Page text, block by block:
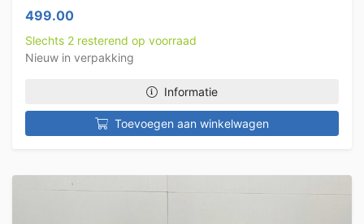
499.00
Slechts 2 resterend op voorraad
Nieuw in verpakking
Informatie
Toevoegen aan winkelwagen